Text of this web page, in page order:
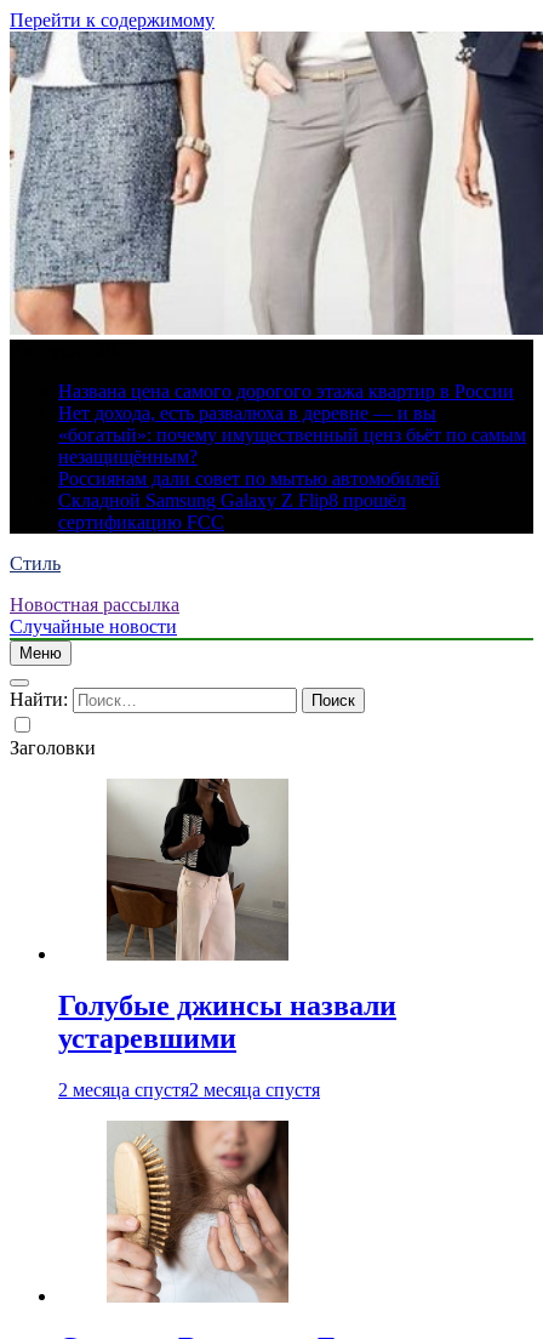
Перейти к содержимому
Названа цена самого дорогого этажа квартир в России
Нет дохода, есть развалюха в деревне — и вы
«богатый»: почему имущественный ценз бьёт по самым
незащищённым?
Россиянам дали совет по мытью автомобилей
Складной Samsung Galaxy Z Flip8 прошёл
сертификацию FCC
Стиль
Новостная рассылка
Случайные новости
Меню
Найти:
Заголовки
Голубые джинсы назвали
устаревшими
2 месяца спустя2 месяца спустя